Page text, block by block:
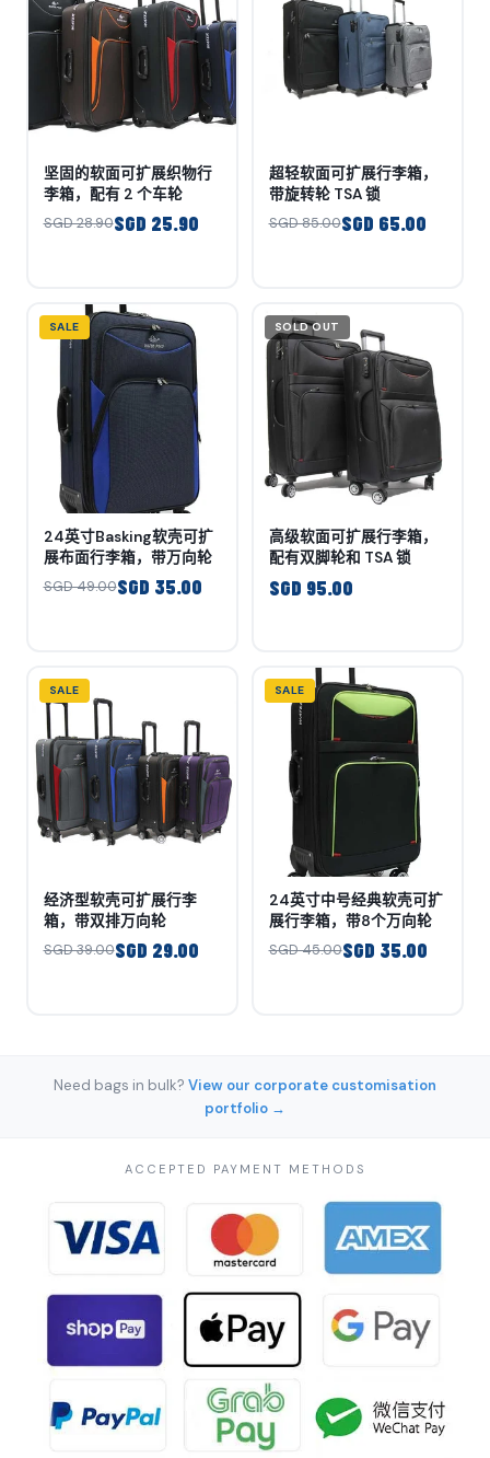
坚固的软面可扩展织物行
李箱，配有 2 个车轮
SGD 28.90SGD 25.90
超轻软面可扩展行李箱，
带旋转轮 TSA 锁
SGD 85.00SGD 65.00
SALE
24英寸Basking软壳可扩
展布面行李箱，带万向轮
SGD 49.00SGD 35.00
SOLD OUT
高级软面可扩展行李箱，
配有双脚轮和 TSA 锁
SGD 95.00
SALE
经济型软壳可扩展行李
箱，带双排万向轮
SGD 39.00SGD 29.00
SALE
24英寸中号经典软壳可扩
展行李箱，带8个万向轮
SGD 45.00SGD 35.00
Need bags in bulk? View our corporate customisation
portfolio →
ACCEPTED PAYMENT METHODS